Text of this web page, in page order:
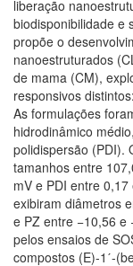
liberação
biodisponibilidade e
propõe o
nanoestruturados
de mama (CM),
responsivos
As formulações
hidrodinâmico
polidispersão (PDI).
tamanhos entre
mV e PDI entre
exibiram diâmetros
e PZ entre −10,56 e
pelos ensaios de
compostos (E)-1ˊ-